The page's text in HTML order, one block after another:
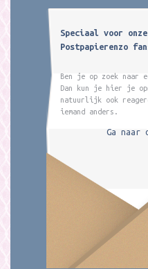
Speciaal voor onze
Postpapierenzo
Ben je op zoek naar
Dan kun je hier je
natuurlijk ook
iemand anders.
Ga naar